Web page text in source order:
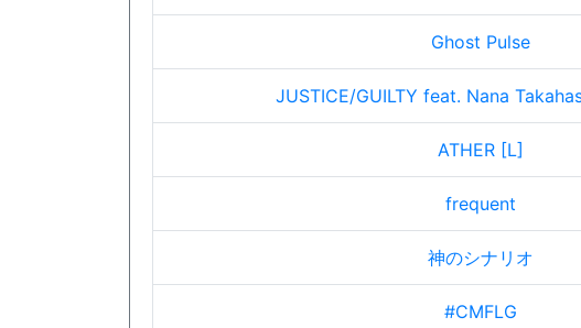
Ghost Pulse
JUSTICE/GUILTY feat. Nana
ATHER [L]
frequent
神のシナリオ
#CMFLG